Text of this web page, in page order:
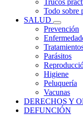
Trucos
Todo sobre
SALUD
Prevención
Parásitos
Higiene
Peluquería
Vacunas
DERECHOS Y
DEFUNCIÓN